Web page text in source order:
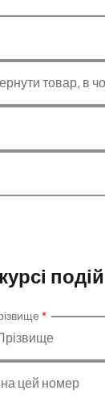
товар, в
подій
*
цей номер